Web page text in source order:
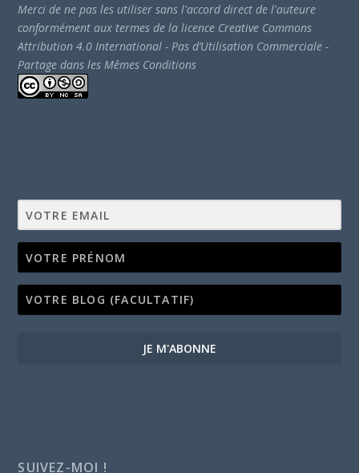
Merci de ne pas les utiliser sans l'accord direct de l'auteure
conformément aux termes de la licence Creative Commons
Attribution 4.0 International - Pas d’Utilisation Commerciale -
Partage dans les Mêmes Conditions
JE M'ABONNE
SUIVEZ-MOI !